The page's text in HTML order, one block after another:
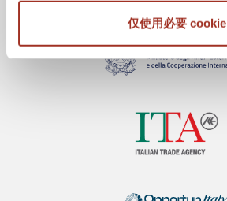
仅使用必要 cookie